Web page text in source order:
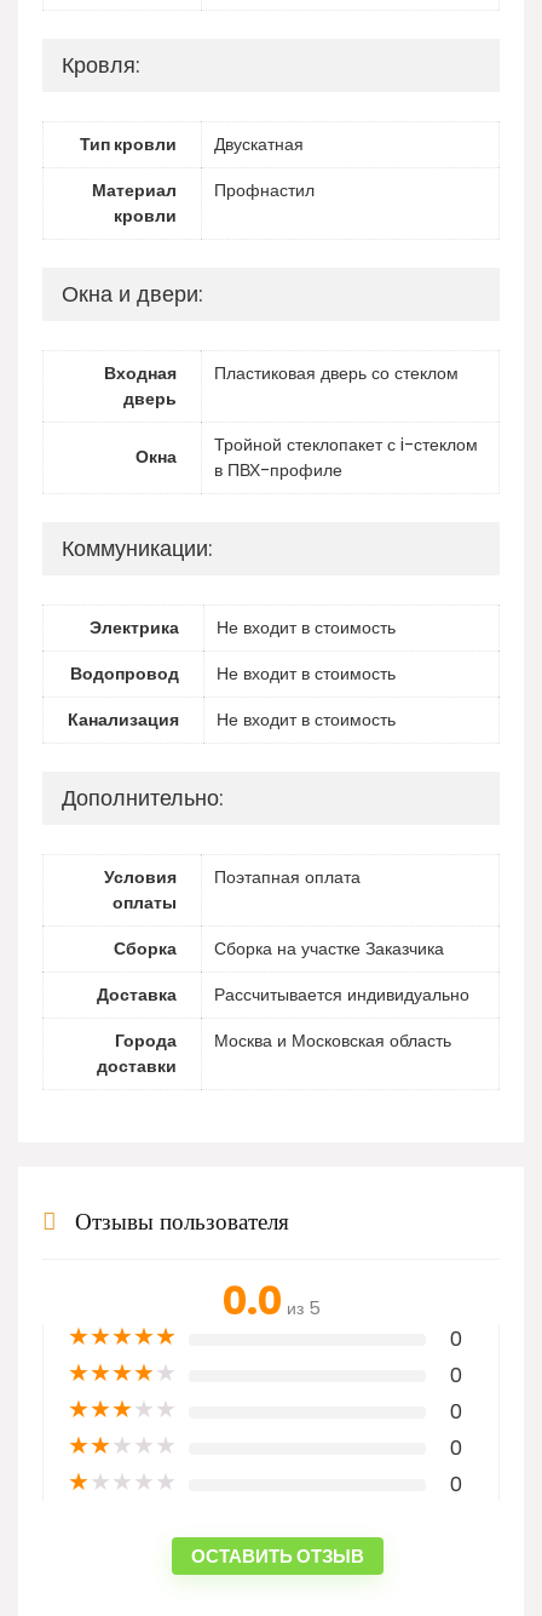
Кровля:
Тип кровли
Двускатная
Материал
кровли
Профнастил
Окна и двери:
Входная
дверь
Пластиковая дверь со стеклом
Окна
Тройной стеклопакет с i-стеклом
в ПВХ-профиле
Коммуникации:
Электрика
Не входит в стоимость
Водопровод
Не входит в стоимость
Канализация
Не входит в стоимость
Дополнительно:
Условия
оплаты
Поэтапная оплата
Сборка
Сборка на участке Заказчика
Доставка
Рассчитывается индивидуально
Города
доставки
Москва и Московская область
Отзывы пользователя
0.0 из 5
★★★★★ 0
★★★★★ 0
★★★★★ 0
★★★★★ 0
★★★★★ 0
ОСТАВИТЬ ОТЗЫВ